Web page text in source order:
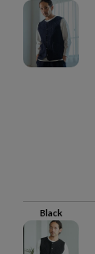
Black